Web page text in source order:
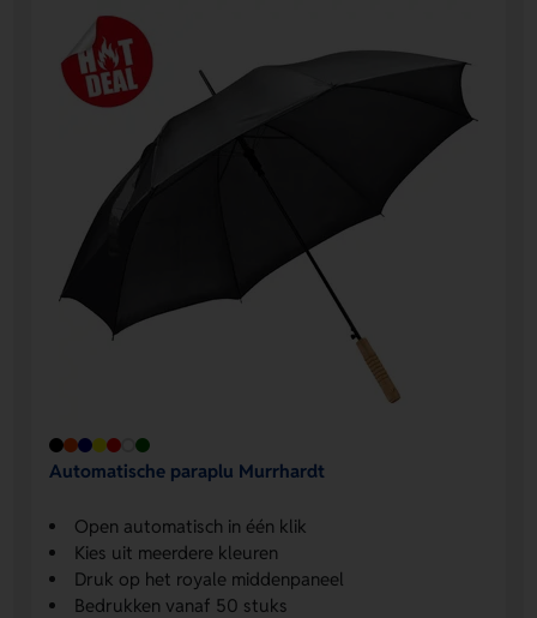
Automatische paraplu Murrhardt
Open automatisch in één klik
Kies uit meerdere kleuren
Druk op het royale middenpaneel
Bedrukken vanaf 50 stuks